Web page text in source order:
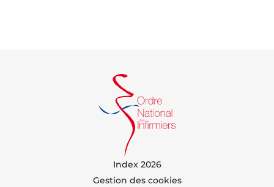
Index 2026
Gestion des cookies